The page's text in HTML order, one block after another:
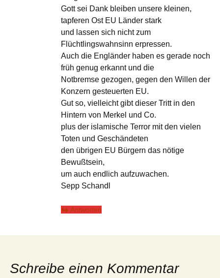
Gott sei Dank bleiben unsere kleinen,
tapferen Ost EU Länder stark
und lassen sich nicht zum
Flüchtlingswahnsinn erpressen.
Auch die Engländer haben es gerade noch
früh genug erkannt und die
Notbremse gezogen, gegen den Willen der
Konzern gesteuerten EU.
Gut so, vielleicht gibt dieser Tritt in den
Hintern von Merkel und Co.
plus der islamische Terror mit den vielen
Toten und Geschändeten
den übrigen EU Bürgern das nötige
Bewußtsein,
um auch endlich aufzuwachen.
Sepp Schandl
Antworten
Schreibe einen Kommentar